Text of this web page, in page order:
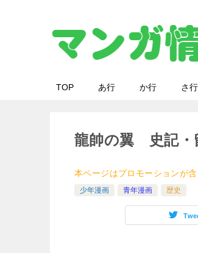
TOP あ行 か行 さ行
龍帥の翼 史記・
本ページはプロモーションが
少年漫画
青年漫画 歴史